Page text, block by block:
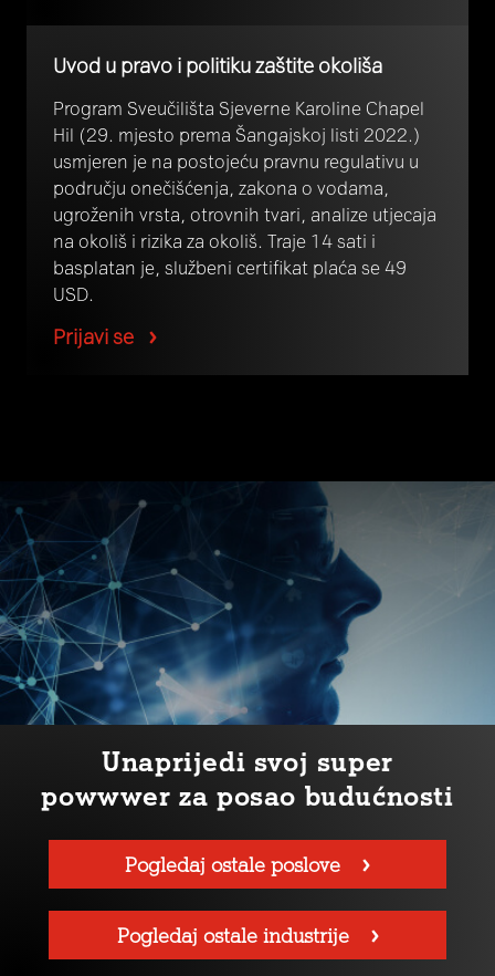
Uvod u pravo i politiku zaštite okoliša
Program Sveučilišta Sjeverne Karoline Chapel
Hil (29. mjesto prema Šangajskoj listi 2022.)
usmjeren je na postojeću pravnu regulativu u
području onečišćenja, zakona o vodama,
ugroženih vrsta, otrovnih tvari, analize utjecaja
na okoliš i rizika za okoliš. Traje 14 sati i
basplatan je, službeni certifikat plaća se 49
USD.
Prijavi se
Unaprijedi svoj super
powwwer za posao budućnosti
Pogledaj ostale poslove
Pogledaj ostale industrije